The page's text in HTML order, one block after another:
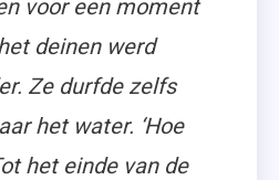
voor een moment
deinen werd
Ze durfde zelfs
het water. ‘Hoe
het einde van de